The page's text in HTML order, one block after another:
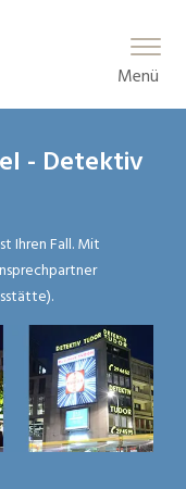
Main Menu
Menü
- Detektiv
Ihren Fall. Mit